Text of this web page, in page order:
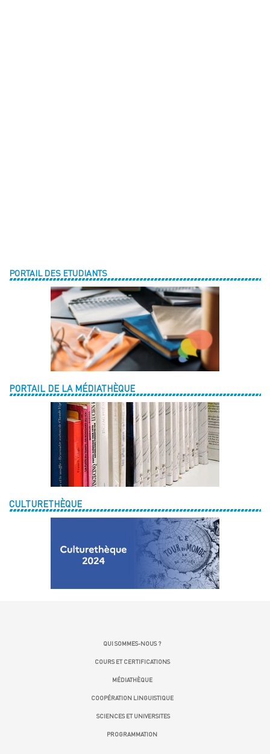
PORTAIL DES ETUDIANTS
PORTAIL DE LA MÉDIATHÈQUE
CULTURETHÈQUE
QUI SOMMES-NOUS ?
COURS ET CERTIFICATIONS
MÉDIATHÈQUE
COOPÉRATION LINGUISTIQUE
SCIENCES ET UNIVERSITES
PROGRAMMATION